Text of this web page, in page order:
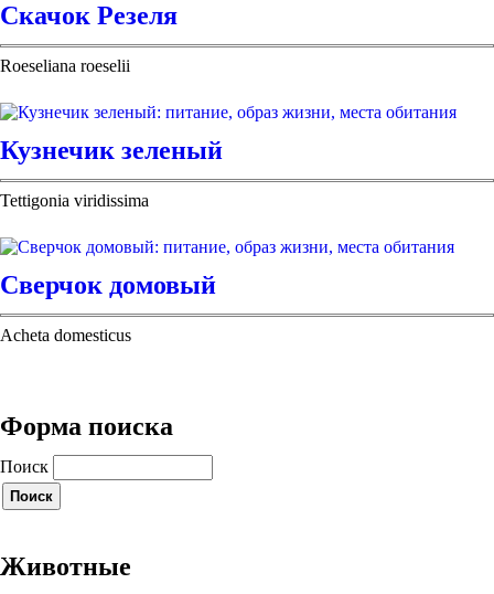
Скачок Резеля
Roeseliana roeselii
Кузнечик зеленый
Tettigonia viridissima
Сверчок домовый
Acheta domesticus
Форма поиска
Поиск
Животные